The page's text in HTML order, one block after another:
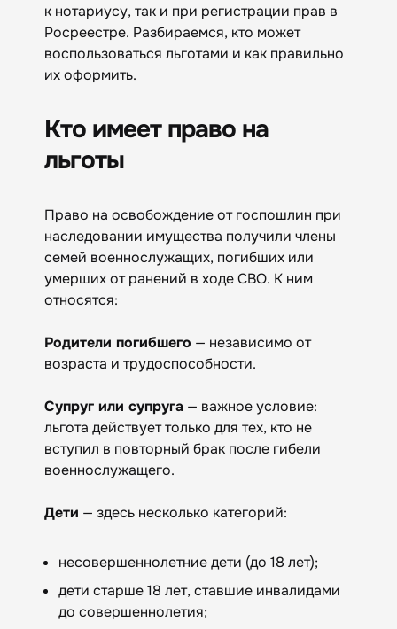
к нотариусу, так и при регистрации прав в
Росреестре. Разбираемся, кто может
воспользоваться льготами и как правильно
их оформить.
Кто имеет право на
льготы
Право на освобождение от госпошлин при
наследовании имущества получили члены
семей военнослужащих, погибших или
умерших от ранений в ходе СВО. К ним
относятся:
Родители погибшего — независимо от
возраста и трудоспособности.
Супруг или супруга — важное условие:
льгота действует только для тех, кто не
вступил в повторный брак после гибели
военнослужащего.
Дети — здесь несколько категорий:
несовершеннолетние дети (до 18 лет);
дети старше 18 лет, ставшие инвалидами
до совершеннолетия;